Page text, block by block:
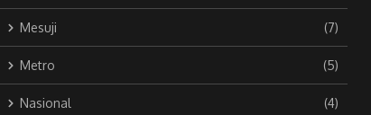
Mesuji (7)
Metro (5)
Nasional (4)